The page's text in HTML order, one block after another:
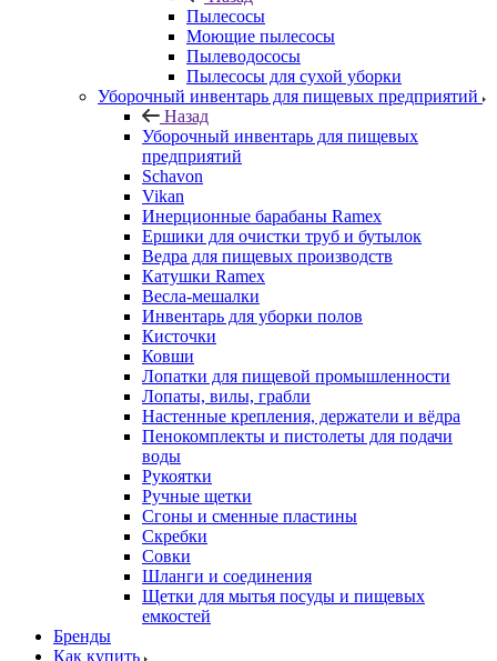
Пылесосы
Моющие пылесосы
Пылеводососы
Пылесосы для сухой уборки
Уборочный инвентарь для пищевых предприятий
Назад
Уборочный инвентарь для пищевых
предприятий
Schavon
Vikan
Инерционные барабаны Ramex
Ершики для очистки труб и бутылок
Ведра для пищевых производств
Катушки Ramex
Весла-мешалки
Инвентарь для уборки полов
Кисточки
Ковши
Лопатки для пищевой промышленности
Лопаты, вилы, грабли
Настенные крепления, держатели и вёдра
Пенокомплекты и пистолеты для подачи
воды
Рукоятки
Ручные щетки
Сгоны и сменные пластины
Скребки
Совки
Шланги и соединения
Щетки для мытья посуды и пищевых
емкостей
Бренды
Как купить